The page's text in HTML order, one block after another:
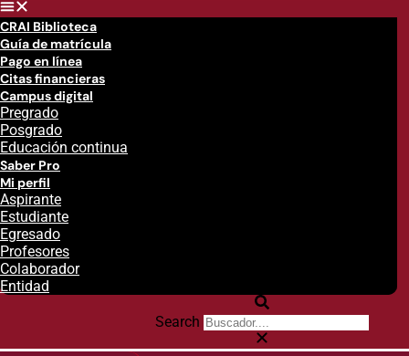
CRAI Biblioteca
Guía de matrícula
Pago en línea
Citas financieras
Campus digital
Pregrado
Posgrado
Educación continua
Saber Pro
Mi perfil
Aspirante
Estudiante
Egresado
Profesores
Colaborador
Entidad
Search